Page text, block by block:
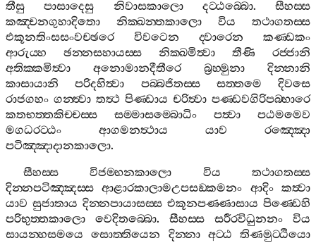
තීසු පාසාදෙසු නිවාසකාලො දට‍්ඨබ‍්බො. සීහස‍්ස
කඤ‍්චනගුහාදිතො
නික‍්ඛන‍්තකාලො විය
තථාගතස‍්ස
එකූනතිංසසංවච‍්ඡරෙ
විවටෙන ද‍්වාරෙන
කණ‍්ඩකං
ආරුය‍්හ
ඡන‍්නසහායස‍්ස නික‍්ඛමිත්‍වා තීණි
රජ‍්ජානි
අතික‍්කමිත්‍වා
අනොමානදීතීරෙ බ්‍රහ‍්මුනා
දින‍්නානි
කාසායානි
පරිදහිත්‍වා පබ‍්බජිතස‍්ස සත‍්තමෙ
දිවසෙ
රාජගහං ගන‍්ත්‍වා තත්‍ථ පිණ‍්ඩාය චරිත්‍වා පණ‍්ඩවගිරිපබ‍්භාරෙ
කතභත‍්තකිච‍්චස‍්ස
සම‍්මාසම‍්බොධිං පත්‍වා
පඨමමෙව
මගධරට‍්ඨං
ආගමනත්‍ථාය යාව
රඤ‍්ඤො
පටිඤ‍්ඤාදානකාලො.
සීහස‍්ස
විජම‍්භනකාලො විය
තථාගතස‍්ස
දින‍්නපටිඤ‍්ඤස‍්ස ආළාරකාලාමඋපසඞ‍්කමනං ආදිං කත්‍වා
යාව සුජාතාය දින‍්නපායාසස‍්ස එකූනපණ‍්ණාසාය පිණ‍්ඩෙහි
පරිභුත‍්තකාලො
වෙදිතබ‍්බො. සීහස‍්ස සරීරවිධුනනං
විය
සායන‍්හසමයෙ
සොත‍්තියෙන දින‍්නා අට‍්ඨ
තිණමුට‍්ඨියො